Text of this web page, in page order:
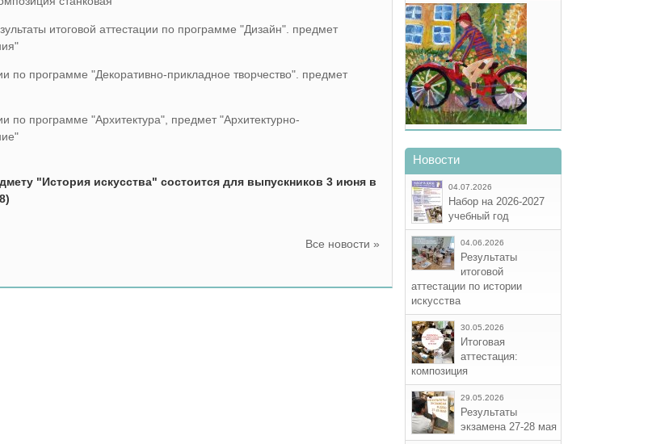
итоговой аттестации по программе "Дизайн". предмет
по программе "Декоративно-прикладное творчество". предмет
по программе "Архитектура", предмет "Архитектурно-
"История искусства" состоится для выпускников 3 июня в
Все новости »
Новости
04.07.2026
Набор на 2026-2027
учебный год
04.06.2026
Результаты
итоговой
аттестации по истории
искусства
30.05.2026
Итоговая
аттестация:
композиция
29.05.2026
Результаты
экзамена 27-28 мая